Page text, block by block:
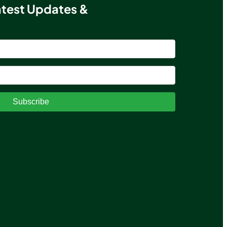
Updates &
Subscribe